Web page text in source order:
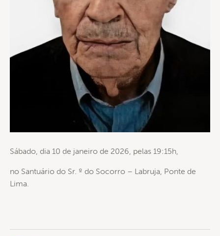
Sábado, dia 10 de janeiro de 2026, pelas 19:15h,
no Santuário do Sr. º do Socorro – Labruja, Ponte de
Lima.